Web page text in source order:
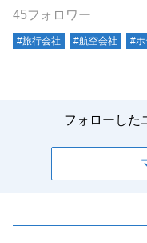
45フォロワー
#旅行会社 #航空会社 #
フォローした